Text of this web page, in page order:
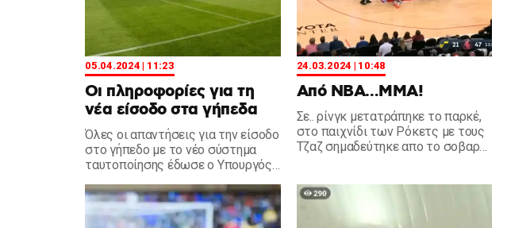
05.04.2024 | 11:23
Οι πληροφορίες για τη
νέα είσοδο στα γήπεδα
Όλες οι απαντήσεις για την είσοδο
στο γήπεδο με το νέο σύστημα
ταυτοποίησης έδωσε ο Υπουργός
Δημήτρης Παπαστεργίου.
24.03.2024 | 10:48
Από ΝΒΑ…ΜΜΑ!
Σε.. ρίνγκ μετατράπηκε το παρκέ,
στο παιχνίδι των Ρόκετς με τους
Τζαζ σημαδεύτηκε απο το σοβαρό